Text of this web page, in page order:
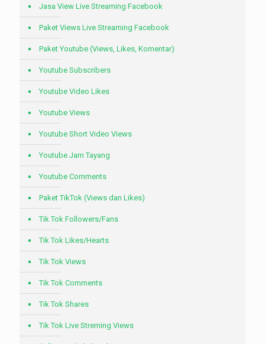
Jasa View Live Streaming Facebook
Paket Views Live Streaming Facebook
Paket Youtube (Views, Likes, Komentar)
Youtube Subscribers
Youtube Video Likes
Youtube Views
Youtube Short Video Views
Youtube Jam Tayang
Youtube Comments
Paket TikTok (Views dan Likes)
Tik Tok Followers/Fans
Tik Tok Likes/Hearts
Tik Tok Views
Tik Tok Comments
Tik Tok Shares
Tik Tok Live Streming Views